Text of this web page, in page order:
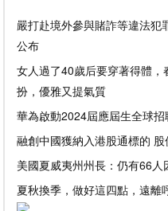
嚴打赴境外參與賭詐等違法犯
公布
女人過了40歲后要穿著得體，
扮，優雅又提氣質
華為啟動2024屆應屆生全球招
融創中國獲納入港股通標的
美國夏威夷州州長：仍有66人
夏秋換季，做好這四點，遠離